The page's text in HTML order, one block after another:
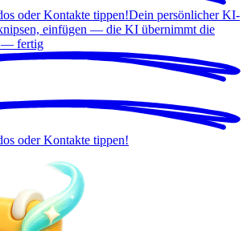
oder Kontakte tippen!Dein persönlicher KI-
einfügen — die KI übernimmt die
— fertig
oder Kontakte tippen!